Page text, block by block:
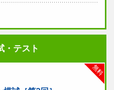
・テスト
無料